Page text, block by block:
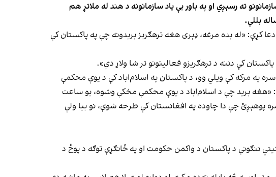
ته رسېږي او په باور یې یاد سازمانونه د هند له ملاتړ هم
بللې.
زرداري د پنجشنبې په ورځ (د غويي ۱۷مه) له فرانس۲۴ سره په مرکه کې ادعا کړې: «له بده مرغه، ډېری هغه ترهګریز بریدونه چې په پاکستان کې
کې دننه د ترهګریزو فعالیتونو تر شا ولاړ دي».
رسنۍ سره په مرکه کې ویلي وو، د پاکستان په اسلام‌اباد کې د یوې محکمې
«هغه برید چې د اسلام‌اباد د یوې محکمې مخکې وشوه، یو ساعت
پوهېږئ چې دا چاوده په افغانستان کې طرحه شوې، نو بیا ولې
ننګونې د پاکستان د واکمن حکومت او په ځانګړې توګه د پوځ د